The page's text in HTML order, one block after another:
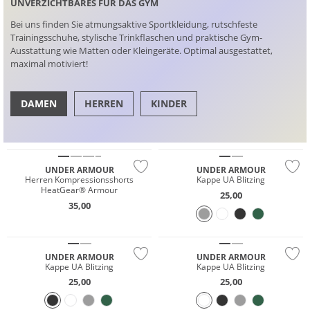
UNVERZICHTBARES FÜR DAS GYM
Bei uns finden Sie atmungsaktive Sportkleidung, rutschfeste
Trainingsschuhe, stylische Trinkflaschen und praktische Gym-
Ausstattung wie Matten oder Kleingeräte. Optimal ausgestattet,
maximal motiviert!
DAMEN HERREN KINDER
SCHUHE TOPS
UNDER ARMOUR
Herren Kompressionsshorts
HeatGear® Armour
35,00
UNDER ARMOUR
Kappe UA Blitzing
25,00
UNDER ARMOUR
Kappe UA Blitzing
25,00
Preis & Wert
UNDER ARMOUR
Kappe UA Blitzing
25,00